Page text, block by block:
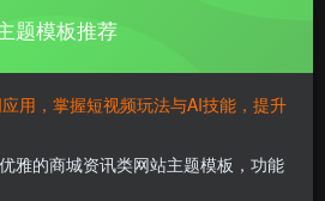
题模板推荐
用，掌握短视频玩法与AI技能，提升
雅的商城资讯类网站主题模板，功能